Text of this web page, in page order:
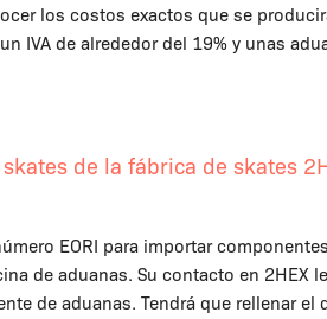
los costos exactos que se
IVA de alrededor del 19% y unas
de la fábrica de skates
EORI para importar
de aduanas. Su contacto en 2HEX
de aduanas. Tendrá que rellenar el